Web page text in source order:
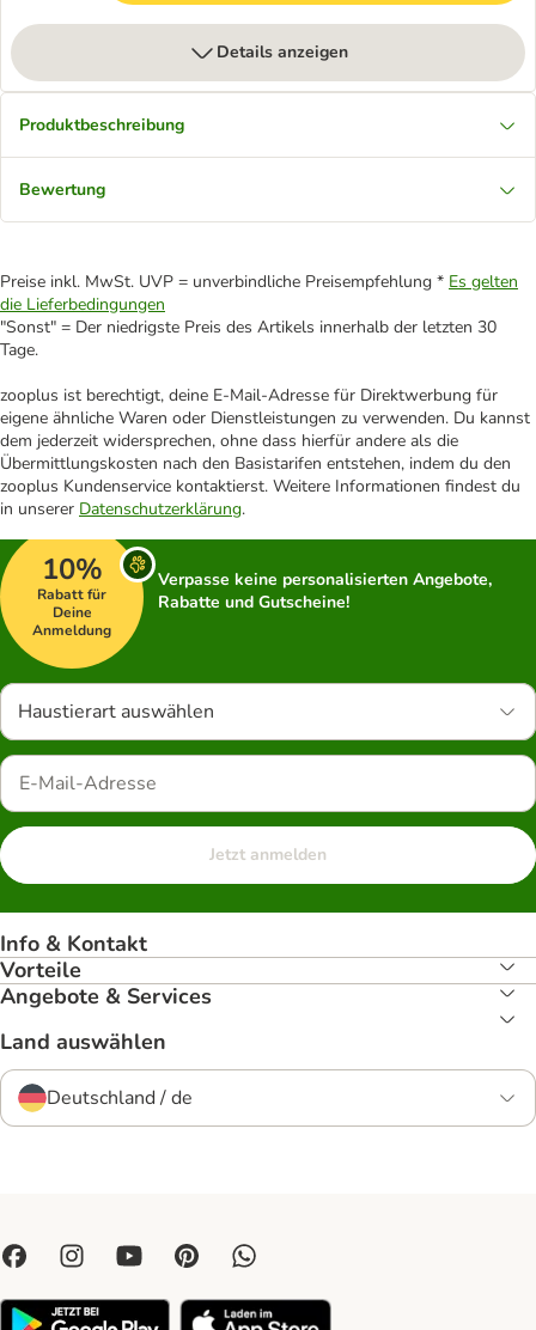
Details anzeigen
Produktbeschreibung
Bewertung
Preise inkl. MwSt. UVP = unverbindliche Preisempfehlung * Es gelten
die Lieferbedingungen
"Sonst" = Der niedrigste Preis des Artikels innerhalb der letzten 30
Tage.
zooplus ist berechtigt, deine E-Mail-Adresse für Direktwerbung für
eigene ähnliche Waren oder Dienstleistungen zu verwenden. Du kannst
dem jederzeit widersprechen, ohne dass hierfür andere als die
Übermittlungskosten nach den Basistarifen entstehen, indem du den
zooplus Kundenservice kontaktierst. Weitere Informationen findest du
in unserer Datenschutzerklärung.
10%
Rabatt für
Deine
Anmeldung
Verpasse keine personalisierten Angebote,
Rabatte und Gutscheine!
Haustierart auswählen
Jetzt anmelden
Info & Kontakt
Vorteile
Angebote & Services
Land auswählen
Deutschland / de